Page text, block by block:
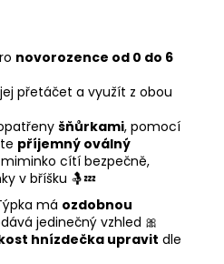
novorozence od 0 do 6
přetáčet a využít z obou
šňůrkami, pomocí
příjemný oválný
cítí bezpečně,
v bříšku 🤱💤
má ozdobnou
jedinečný vzhled 🎀
hnízdečka upravit dle